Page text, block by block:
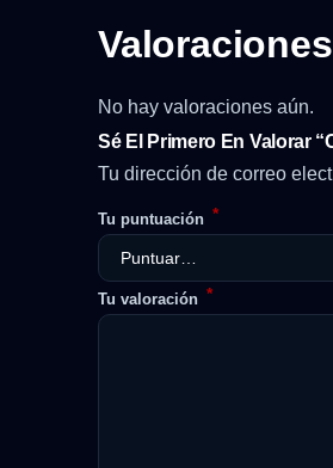
Valoraciones
No hay valoraciones aún.
Sé El Primero En Valorar
Tu dirección de correo
Tu puntuación *
Tu valoración *